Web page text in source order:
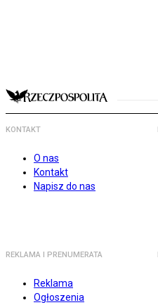
KONTAKT
O nas
Kontakt
Napisz do nas
REKLAMA I PRENUMERATA
Reklama
Ogłoszenia